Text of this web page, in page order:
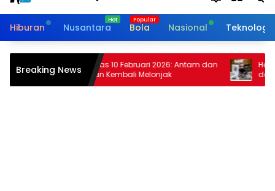
Hiburan Nusantara Bola Nasional Teknologi
Breaking News
Harga Emas 10 Februari 2026: Antam dan
Pegadaian Kembali Melonjak
Harga
dan